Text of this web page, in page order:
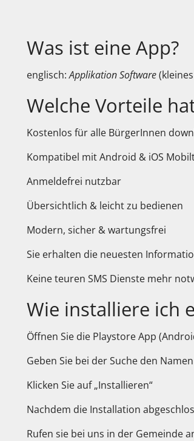
Was ist eine App?
englisch:Applikation Software
Welche Vorteile
Kostenlos für alle BürgerInnen
Kompatibel mit Android & iOS
Anmeldefrei nutzbar
Übersichtlich & leicht zu bedienen
Modern, sicher & wartungsfrei
Sie erhalten die neuesten
Keine teuren SMS Dienste mehr
Wie installiere ich
Öffnen Sie die Playstore App
Geben Sie bei der Suche den
Klicken Sie auf „Installieren“
Nachdem die Installation
Rufen sie bei uns in der Gemeinde